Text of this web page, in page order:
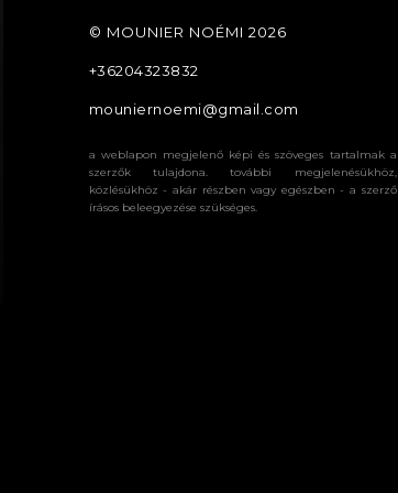
©️ MOUNIER NOÉMI 2026
+36204323832
mouniernoemi@gmail.com
a weblapon megjelenő képi és szöveges tartalmak a
szerzők tulajdona. további megjelenésükhöz,
közlésükhöz - akár részben vagy egészben - a szerző
írásos beleegyezése szükséges.